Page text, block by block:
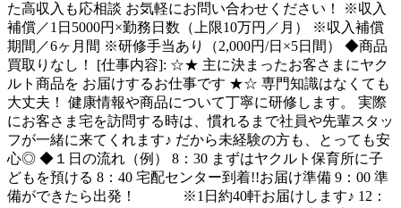
た高収入も応相談 お気軽にお問い合わせください！ ※収入
補償／1日5000円×勤務日数（上限10万円／月） ※収入補償
期間／6ヶ月間 ※研修手当あり（2,000円/日×5日間） ◆商品
買取りなし！ [仕事内容]: ☆★ 主に決まったお客さまにヤク
ルト商品を お届けするお仕事です ★☆ 専門知識はなくても
大丈夫！ 健康情報や商品について丁寧に研修します。 実際
にお客さま宅を訪問する時は、慣れるまで社員や先輩スタッ
フが一緒に来てくれます♪ だから未経験の方も、とっても安
心◎ ◆１日の流れ（例） 8：30 まずはヤクルト保育所に子
どもを預ける 8：40 宅配センター到着!!お届け準備 9：00 準
備ができたら出発！ ※1日約40軒お届けします♪ 12：